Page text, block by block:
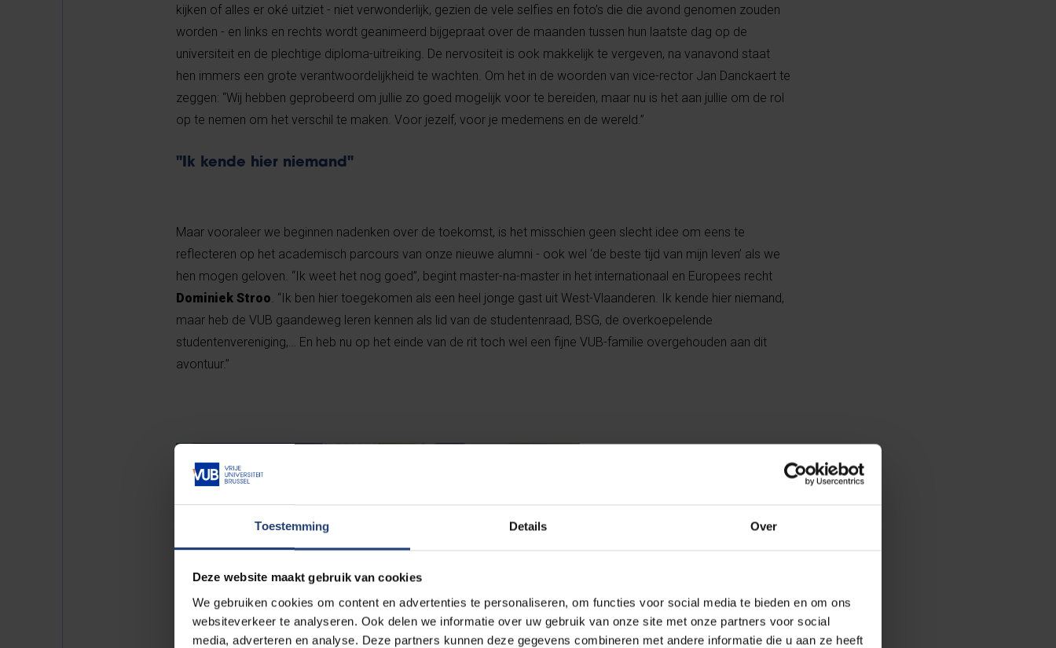
Toestemming Details Over
Deze website maakt gebruik van cookies
We gebruiken cookies om content en advertenties te personaliseren, om functies voor social media te bieden en om ons
websiteverkeer te analyseren. Ook delen we informatie over uw gebruik van onze site met onze partners voor social
media, adverteren en analyse. Deze partners kunnen deze gegevens combineren met andere informatie die u aan ze heeft
kijken of alles er oké uitziet - niet verwonderlijk, gezien de vele selfies en foto’s die die avond genomen zouden
worden - en links en rechts wordt geanimeerd bijgepraat over de maanden tussen hun laatste dag op de
universiteit en de plechtige diploma-uitreiking. De nervositeit is ook makkelijk te vergeven, na vanavond staat
hen immers een grote verantwoordelijkheid te wachten. Om het in de woorden van vice-rector Jan Danckaert te
zeggen: “Wij hebben geprobeerd om jullie zo goed mogelijk voor te bereiden, maar nu is het aan jullie om de rol
op te nemen om het verschil te maken. Voor jezelf, voor je medemens en de wereld.”
"Ik kende hier niemand"
Maar vooraleer we beginnen nadenken over de toekomst, is het misschien geen slecht idee om eens te
reflecteren op het academisch parcours van onze nieuwe alumni - ook wel ‘de beste tijd van mijn leven’ als we
hen mogen geloven. “Ik weet het nog goed”, begint master-na-master in het internationaal en Europees recht
Dominiek Stroo . “Ik ben hier toegekomen als een heel jonge gast uit West-Vlaanderen. Ik kende hier niemand,
maar heb de VUB gaandeweg leren kennen als lid van de studentenraad, BSG, de overkoepelende
studentenvereniging,… En heb nu op het einde van de rit toch wel een fijne VUB-familie overgehouden aan dit
avontuur.”